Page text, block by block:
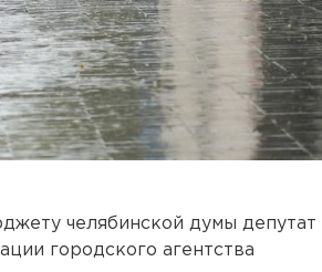
челябинской думы депутат
городского агентства